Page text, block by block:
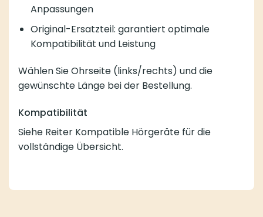
Anpassungen
Original-Ersatzteil: garantiert optimale
Kompatibilität und Leistung
Wählen Sie Ohrseite (links/rechts) und die
gewünschte Länge bei der Bestellung.
Kompatibilität
Siehe Reiter Kompatible Hörgeräte für die
vollständige Übersicht.